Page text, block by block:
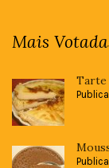
Mais
Tarte